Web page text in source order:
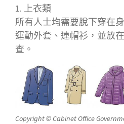
上衣類
所有人士均需要脫下穿在
運動外套、連帽衫，並放
查。
Copyright © Cabinet Office